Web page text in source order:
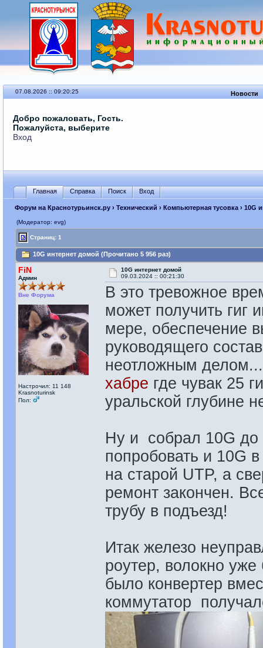
07.08.2026 :: 09:20:25 Новости
Добро пожаловать, Гость.
Пожалуйста, выберите
Вход
Главная Справка Поиск Вход
Форум на Краснотурьинск.ру› Технический › Компьютерная тусовка› 10G
(Модератор: evg)
Страниц: 1
10G интернет домой (Прочитано 5 956 раз)
FiN
Админ
Вне Форума
Настрочил: 11 148
Krasnoturinsk
Пол:
10G интернет домой
09.03.2024 :: 00:21:30
В это тревожное
может получить гиг
мере, обеспечение
руководящего
неотложным
хабре где чувак 25
уральской глубине
Ну и собрал 10G
попробовать и 10G
на старой UTP, а
ремонт закончен.
трубу в подъезд!
Итак железо
роутер, волокно
было конвертер
коммутатор